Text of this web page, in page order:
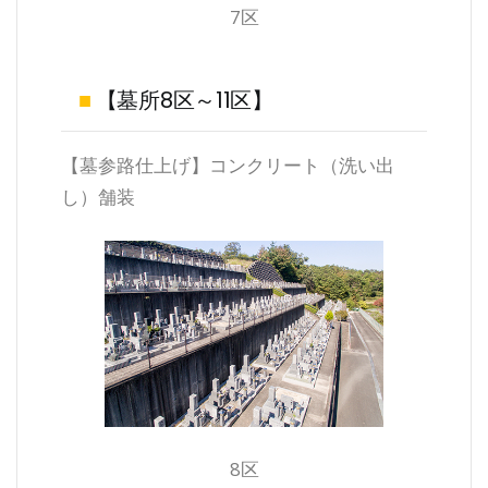
7区
■ 【墓所8区～11区】
【墓参路仕上げ】コンクリート（洗い出
し）舗装
8区